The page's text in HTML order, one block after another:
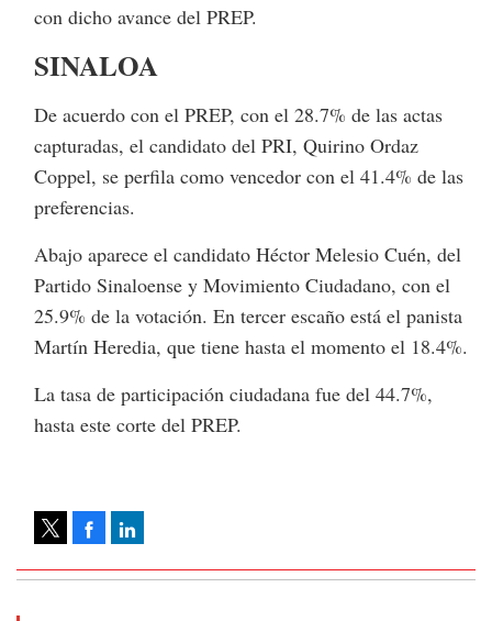
Facebook
con dicho avance del PREP.
SINALOA
De acuerdo con el PREP, con el 28.7% de las actas
capturadas, el candidato del PRI, Quirino Ordaz
Coppel, se perfila como vencedor con el 41.4% de las
preferencias.
Abajo aparece el candidato Héctor Melesio Cuén, del
Partido Sinaloense y Movimiento Ciudadano, con el
25.9% de la votación. En tercer escaño está el panista
Martín Heredia, que tiene hasta el momento el 18.4%.
La tasa de participación ciudadana fue del 44.7%,
hasta este corte del PREP.